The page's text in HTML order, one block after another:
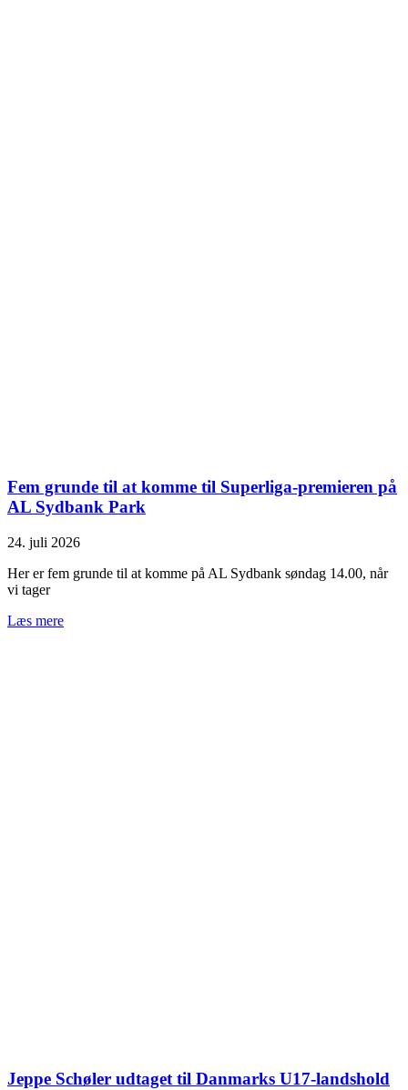
Fem grunde til at komme til Superliga-premieren på
AL Sydbank Park
24. juli 2026
Her er fem grunde til at komme på AL Sydbank søndag 14.00, når
vi tager
Læs mere
Jeppe Schøler udtaget til Danmarks U17-landshold